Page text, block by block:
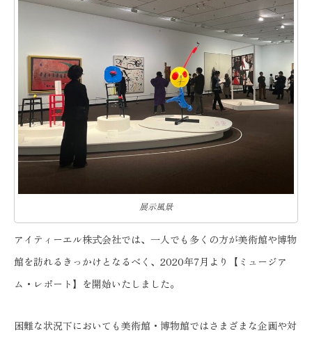
展示風景
アイティーエル株式会社では、一人でも多くの方が美術館や博物
館を訪れるきっかけとなるべく、2020年7月より【ミュージア
ム・レポート】を開始いたしました。
困難な状況下においても美術館・博物館ではさまざまな企画や対